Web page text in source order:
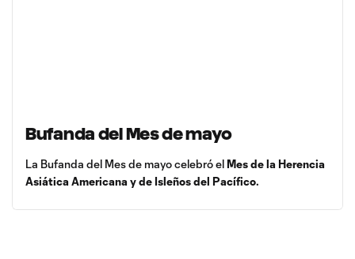
Bufanda del Mes de mayo
La Bufanda del Mes de mayo celebró el Mes de la Herencia
Asiática Americana y de Isleños del Pacífico.